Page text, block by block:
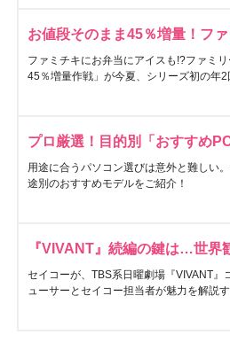
お値段そのまま45％増量！フ
ファミチキにお弁当にアイスも!?ファミ
45％増量作戦」が今夏、シリーズ初の年2
プロ厳選！目的別「おすすめ
用途に合うパソコン選びは意外と難しい
途別のおすすめモデルをご紹介！
『VIVANT』続編の鍵は…世界
セイコーが、TBS系日曜劇場『VIVANT
ューサーとセイコー担当者が魅力を解説す